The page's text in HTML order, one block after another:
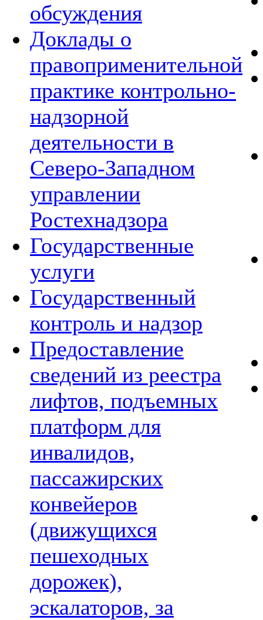
обсуждения
Доклады о
правоприменительной
практике контрольно-
надзорной
деятельности в
Северо-Западном
управлении
Ростехнадзора
Государственные
услуги
Государственный
контроль и надзор
Предоставление
сведений из реестра
лифтов, подъемных
платформ для
инвалидов,
пассажирских
конвейеров
(движущихся
пешеходных
дорожек),
эскалаторов, за